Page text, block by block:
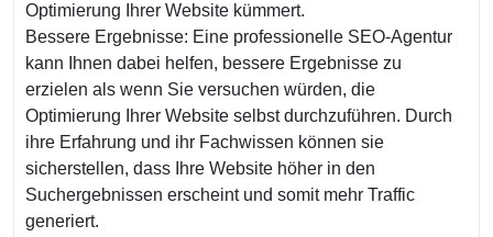
Optimierung Ihrer Website kümmert.
Bessere Ergebnisse: Eine professionelle SEO-Agentur
kann Ihnen dabei helfen, bessere Ergebnisse zu
erzielen als wenn Sie versuchen würden, die
Optimierung Ihrer Website selbst durchzuführen. Durch
ihre Erfahrung und ihr Fachwissen können sie
sicherstellen, dass Ihre Website höher in den
Suchergebnissen erscheint und somit mehr Traffic
generiert.